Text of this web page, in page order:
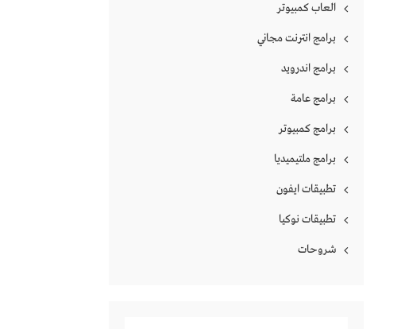
العاب كمبيوتر
برامج انترنت مجاني
برامج اندرويد
برامج عامة
برامج كمبيوتر
برامج ملتيميديا
تطبيقات ايفون
تطبيقات نوكيا
شروحات